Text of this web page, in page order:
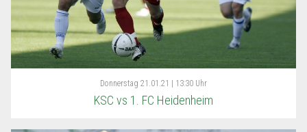
Donnerstag 21.01.21 | 13:30 Uhr
KSC vs 1. FC Heidenheim